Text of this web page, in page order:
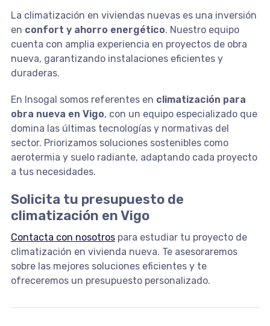
La climatización en viviendas nuevas es una inversión
en confort y ahorro energético. Nuestro equipo
cuenta con amplia experiencia en proyectos de obra
nueva, garantizando instalaciones eficientes y
duraderas.
En Insogal somos referentes en climatización para
obra nueva en Vigo, con un equipo especializado que
domina las últimas tecnologías y normativas del
sector. Priorizamos soluciones sostenibles como
aerotermia y suelo radiante, adaptando cada proyecto
a tus necesidades.
Solicita tu presupuesto de
climatización en Vigo
Contacta con nosotrospara estudiar tu proyecto de
climatización en vivienda nueva. Te asesoraremos
sobre las mejores soluciones eficientes y te
ofreceremos un presupuesto personalizado.